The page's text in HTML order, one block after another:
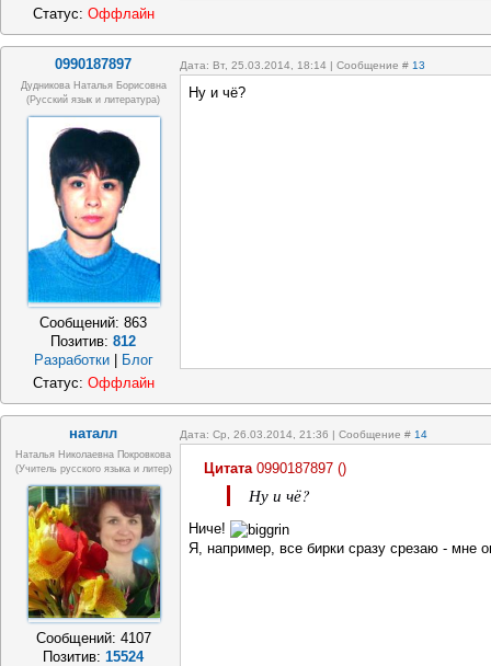
Статус: Оффлайн
0990187897 Дата: Вт, 25.03.2014, 18:14 | Сообщение # 13
Дудникова Наталья Борисовна
(русский язык и литература)
Сообщений:863
Позитив:812
Разработки
Блог
Ну и чё?
Статус: Оффлайн
наталл Дата: Ср, 26.03.2014, 21:36 | Сообщение # 14
Наталья Николаевна Покровкова
(учитель русского языка и литер)
Сообщений: 4107
Позитив:15524
Цитата 0990187897 ()
Ну и чё?
Ниче!
Я, например, все бирки сразу срезаю - мне